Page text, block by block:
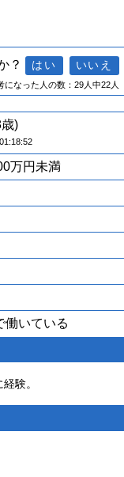
？
になった人の数：29人中22人
)
万円未満
働いている
験。